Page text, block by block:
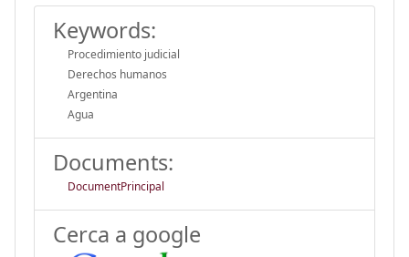
Keywords:
Procedimiento judicial
Derechos humanos
Argentina
Agua
Documents:
DocumentPrincipal
Cerca a google